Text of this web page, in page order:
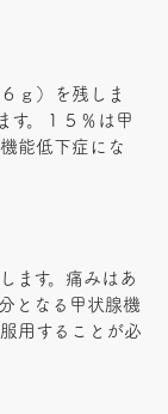
ｇ）を残しま
す。１５％は甲
能低下症にな
ます。痛みはあ
となる甲状腺機
用することが必